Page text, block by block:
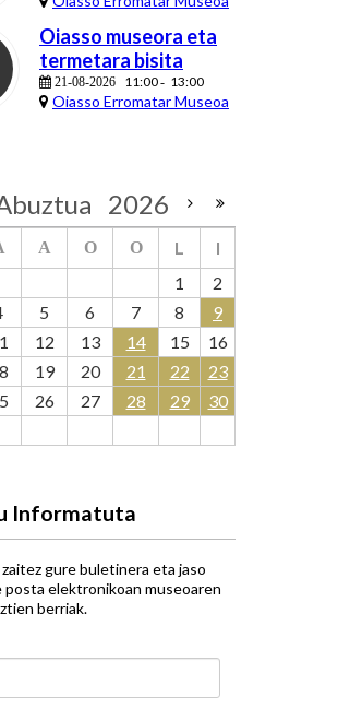
Oiasso museora eta
termetara bisita
21-08-2026 11:00- 13:00
Oiasso Erromatar Museoa
2026
A O O L
I
1
2
5 6 7 8
9
12 13 14 15
16
19 20 21 22
23
26 27 28 29
30
Informatuta
gure buletinera eta jaso
posta elektronikoan museoaren
berriak.